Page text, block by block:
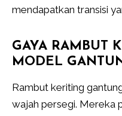
mendapatkan transisi
GAYA RAMBUT
MODEL
Rambut keriting
wajah persegi. Mereka